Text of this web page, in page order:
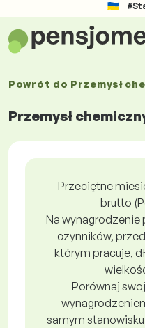
Powrót do Przemysł
Przemysł
Przeciętne
brutto
Na wynagrodzenie
czynników,
którym pracuje,
Porównaj
samym